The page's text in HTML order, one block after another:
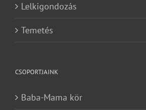
Lelkigondozás
Temetés
CSOPORTJAINK
Baba-Mama kör